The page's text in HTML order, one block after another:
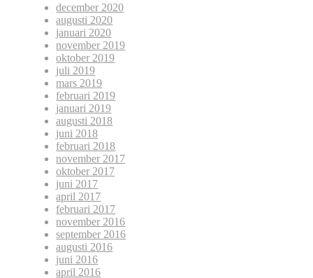
december 2020
augusti 2020
januari 2020
november 2019
oktober 2019
juli 2019
mars 2019
februari 2019
januari 2019
augusti 2018
juni 2018
februari 2018
november 2017
oktober 2017
juni 2017
april 2017
februari 2017
november 2016
september 2016
augusti 2016
juni 2016
april 2016